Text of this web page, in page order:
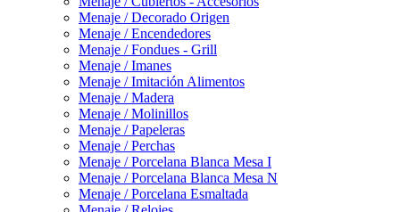
Menaje / Decorado Origen
Menaje / Encendedores
Menaje / Fondues - Grill
Menaje / Imanes
Menaje / Imitación Alimentos
Menaje / Madera
Menaje / Molinillos
Menaje / Papeleras
Menaje / Perchas
Menaje / Porcelana Blanca Mesa I
Menaje / Porcelana Blanca Mesa N
Menaje / Porcelana Esmaltada